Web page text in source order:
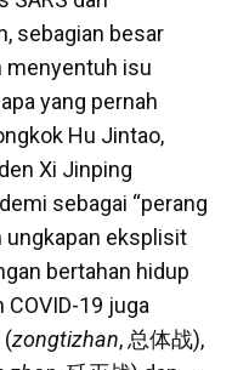
sebagian besar
menyentuh isu
yang pernah
Hu Jintao,
Xi Jinping
sebagai “perang
ungkapan eksplisit
bertahan hidup
19 juga
(zongtizhan, 总体战),